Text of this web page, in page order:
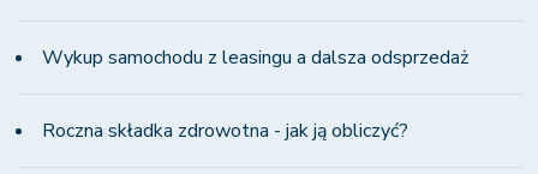
Wykup samochodu z leasingu a dalsza odsprzedaż
Roczna składka zdrowotna - jak ją obliczyć?